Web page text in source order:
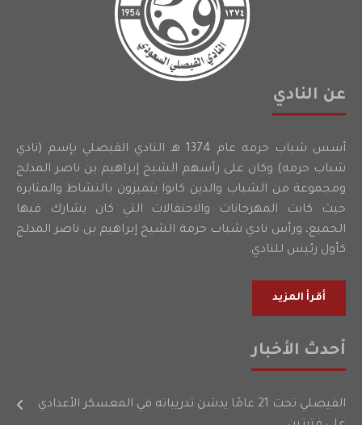
عن النادي
أسس شباب حرمه عام 1374 هـ النادي الفيصلي بإسم (نادي
شباب حرمه) وكان على رأسهم الشيخ إبراهيم بن ناصر المدلج
ومجموعة من الشباب والذين كانوا يتميزون بالنشاط والمثابرة
حيث كانت المهرجانات والاحتفالات التي كان يشارك فيها
الجميع، ورأس نادي شباب حرمة الشيخ إبراهيم بن ناصر المدلج
كأول رئيس للنادي.
أقرأ المزيد
أحدث الأخبار
الفيصلي تحت 21 عامًا يدشن تدريباته في المعسكر الأعدادي